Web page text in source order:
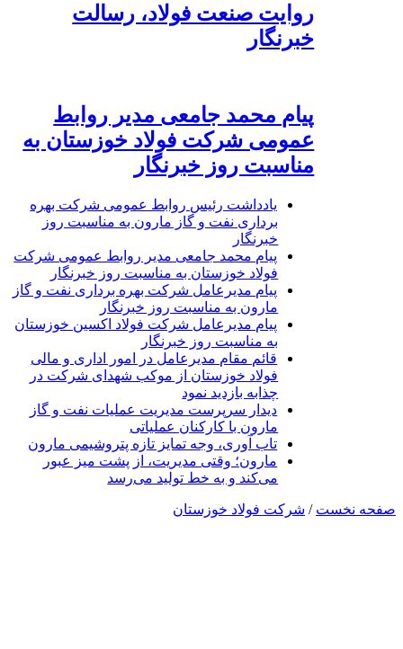
روایت صنعت فولاد،‌ رسالت
خبرنگار
پیام محمد جامعی مدیر روابط
عمومی شرکت فولاد خوزستان به
مناسبت روز خبرنگار
یادداشت رئیس روابط عمومی شرکت بهره
برداری نفت و گاز مارون به مناسبت روز
خبرنگار
پیام محمد جامعی مدیر روابط عمومی شرکت
فولاد خوزستان به مناسبت روز خبرنگار
پیام مدیرعامل شرکت بهره برداری نفت و گاز
مارون به مناسبت روز خبرنگار
پیام مدیرعامل شرکت فولاد اکسین خوزستان
به مناسبت روز خبرنگار
قائم مقام مدیرعامل در امور اداری و مالی
فولاد خوزستان از موکب شهدای شرکت در
چذابه بازدید نمود
دیدار سرپرست مدیریت عملیات نفت و گاز
مارون با کارکنان عملیاتی
تاب آوری، وجه تمایز تازه پتروشیمی مارون
مارون؛ وقتی مدیریت، از پشت میز عبور
می‌کند و به خط تولید می‌رسد
صفحه نخست / شرکت فولاد خوزستان